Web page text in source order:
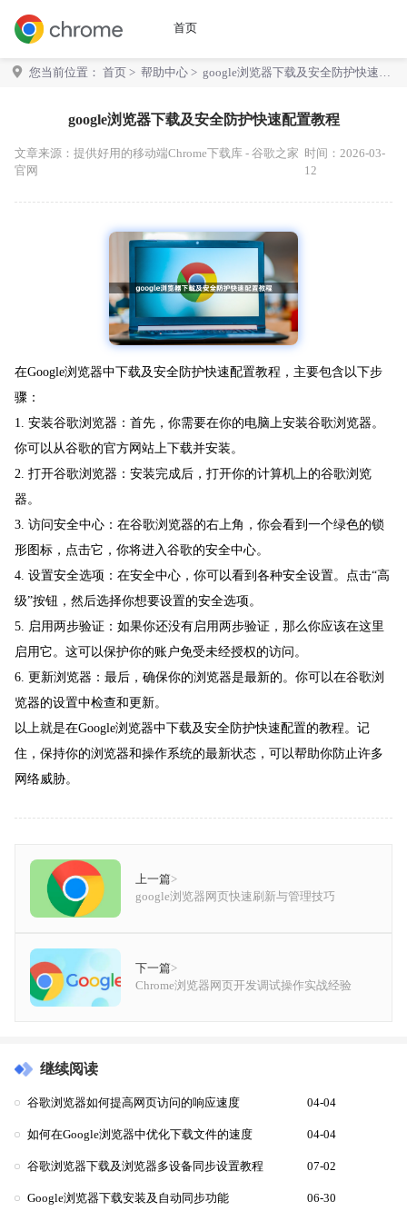
首页
您当前位置： 首页 > 帮助中心 > google浏览器下载及安全防护快速配
google浏览器下载及安全防护快速配置教程
文章来源： 提供好用的移动端Chrome下载库 - 谷歌之家
官网
时间：2026-03-
12
在Google浏览器中下载及安全防护快速配置教程，主要包含以下步
骤：
1. 安装谷歌浏览器：首先，你需要在你的电脑上安装谷歌浏览器。
你可以从谷歌的官方网站上下载并安装。
2. 打开谷歌浏览器：安装完成后，打开你的计算机上的谷歌浏览
器。
3. 访问安全中心：在谷歌浏览器的右上角，你会看到一个绿色的锁
形图标，点击它，你将进入谷歌的安全中心。
4. 设置安全选项：在安全中心，你可以看到各种安全设置。点击“高
级”按钮，然后选择你想要设置的安全选项。
5. 启用两步验证：如果你还没有启用两步验证，那么你应该在这里
启用它。这可以保护你的账户免受未经授权的访问。
6. 更新浏览器：最后，确保你的浏览器是最新的。你可以在谷歌浏
览器的设置中检查和更新。
以上就是在Google浏览器中下载及安全防护快速配置的教程。记
住，保持你的浏览器和操作系统的最新状态，可以帮助你防止许多
网络威胁。
上一篇>
google浏览器网页快速刷新与管理技巧
下一篇>
Chrome浏览器网页开发调试操作实战经验
继续阅读
谷歌浏览器如何提高网页访问的响应速度 04-04
如何在Google浏览器中优化下载文件的速度 04-04
谷歌浏览器下载及浏览器多设备同步设置教程 07-02
Google浏览器下载安装及自动同步功能 06-30